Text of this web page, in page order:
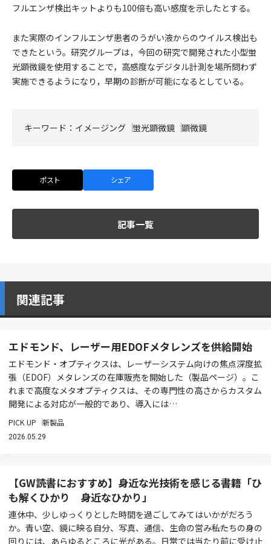
フルエンザ検出キットよりも100倍も高い感度を示したとする。
また実際のインフルエンザ患者のうがい液からのウイルス検出も
できたという。研究グループは，今回の研究で開発された小型蛍
光顕微鏡を使用することで，高感度なデジタル計測を場所問わず
実施できるようになり，早期の診断が可能になるとしている。
キーワード： イメージング 蛍光顕微鏡 顕微鏡
ポスト シェア
記事一覧
関連記事
エドモンド、レーザー用EDOFメタレンズを供給開始
エドモンド・オプティクスは、レーザーシステム向けの焦点深度拡
張（EDOF）メタレンズの在庫販売を開始した（製品ページ）。こ
れまで高度なメタオプティクスは、その専門性の高さからカスタム
開発による対応が一般的であり、導入には…
PICK UP 新製品
2026.05.29
【GW読書におすすめ】身近な光技術を感じる書籍「ひ
も解くひかり 身近なひかり」
連休中、少しゆっくりとした時間を過ごしてみてはいかがだろう
か。青い空、鏡に映る自分、写真、通信、生命の営み――私たちの身の
回りには、あらゆるところに光がある。日常では当たり前に受け止